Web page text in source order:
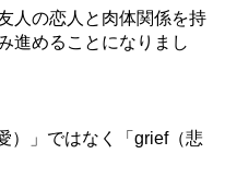
人の恋人と肉体関係を持
進めることになりまし
）」ではなく「grief（悲